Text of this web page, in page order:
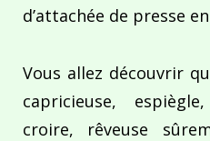
d’attachée de presse
Vous allez découvrir
capricieuse,
croire, rêveuse